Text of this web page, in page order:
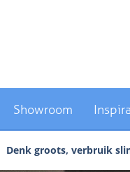
Showroom
Denk groots, verbruik